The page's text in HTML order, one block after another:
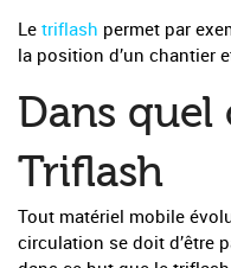
Le triflash permet par
la position d’un chantier
Dans quel
Triflash
Tout matériel mobile
circulation se doit d’être